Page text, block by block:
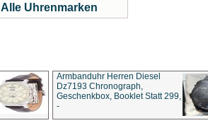
Alle Uhrenmarken
Armbanduhr Herren Diesel
Dz7193 Chro­no­graph,
Geschenkbox, Booklet Statt 299,
-